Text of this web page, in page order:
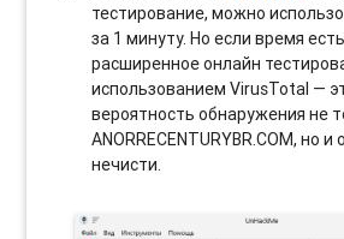
тестирование, можно
за 1 минуту. Но если время
расширенное онлайн
использованием VirusTotal —
вероятность обнаружения не
ANORRECENTURYBR.COM, но и
нечисти.